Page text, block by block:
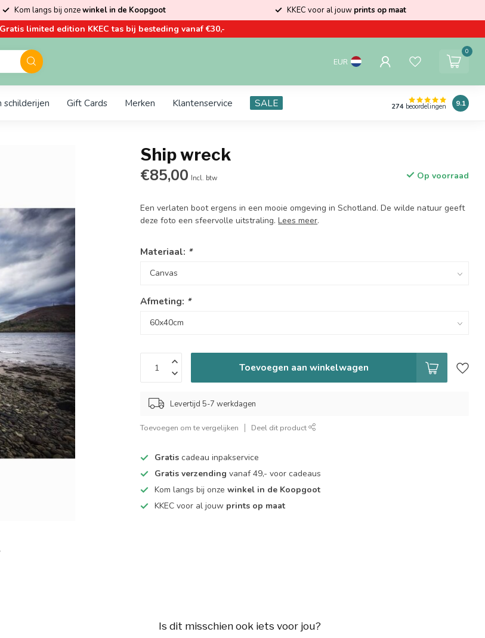
Kom langs bij onzewinkel in de Koopgoot KKEC voor al jouw prints op maat
limited edition KKEC tas bij besteding vanaf €30,-
EUR
0
Gift Cards Merken Klantenservice SALE 274 beoordelingen 9.1
Ship wreck
€85,00 Incl. btw Op voorraad
Een verlaten boot ergens in een mooie omgeving in Schotland. De wilde natuur geeft
deze foto een sfeervolle uitstraling.Lees meer.
Materiaal: *
Afmeting: *
Toevoegen aan winkelwagen
Levertijd 5-7 werkdagen
Toevoegen om te vergelijken Deel dit product
Gratis cadeau inpakservice
Gratis verzending vanaf 49,- voor cadeaus
Kom langs bij onzewinkel in de Koopgoot
KKEC voor al jouw prints op maat
Is dit misschien ook iets voor jou?